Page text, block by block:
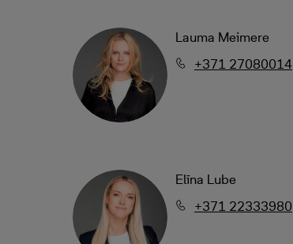
Lauma Meimere
+371 27080014
Elīna Lube
+371 22333980